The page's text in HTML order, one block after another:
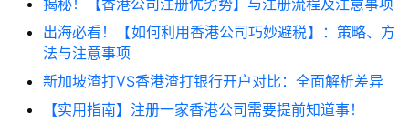
态
作
伙
揭秘！【香港公司注册优劣势】与注册流程及注意事项
出海必看！【如何利用香港公司巧妙避税】：策略、方
法与注意事项
新加坡渣打VS香港渣打银行开户对比：全面解析差异
【实用指南】注册一家香港公司需要提前知道事！